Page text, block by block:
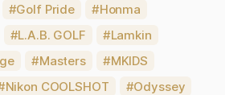
Golf Pride
Honma
L.A.B. GOLF
Lamkin
Masters
MKIDS
Nikon COOLSHOT
Odyssey